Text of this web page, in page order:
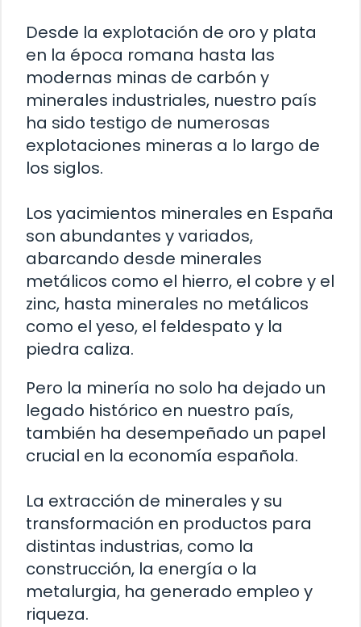
Desde la explotación de oro y plata
en la época romana hasta las
modernas minas de carbón y
minerales industriales, nuestro país
ha sido testigo de numerosas
explotaciones mineras a lo largo de
los siglos.
Los yacimientos minerales en España
son abundantes y variados,
abarcando desde minerales
metálicos como el hierro, el cobre y el
zinc, hasta minerales no metálicos
como el yeso, el feldespato y la
piedra caliza.
Pero la minería no solo ha dejado un
legado histórico en nuestro país,
también ha desempeñado un papel
crucial en la economía española.
La extracción de minerales y su
transformación en productos para
distintas industrias, como la
construcción, la energía o la
metalurgia, ha generado empleo y
riqueza.